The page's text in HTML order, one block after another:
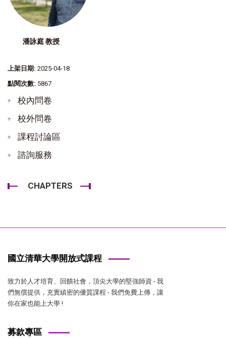
潘詠庭 教授
上架日期: 2025-04-18
點閱次數: 5867
校內問卷
校外問卷
課程討論區
諮詢服務
CHAPTERS
國立清華大學開放式課程
致力於人才培育、回饋社會，頂尖大學的堅強師資 - 我
們無償提供，充實縝密的優質課程 - 我們免費上傳，讓
你在家也能上大學 !
募款專區